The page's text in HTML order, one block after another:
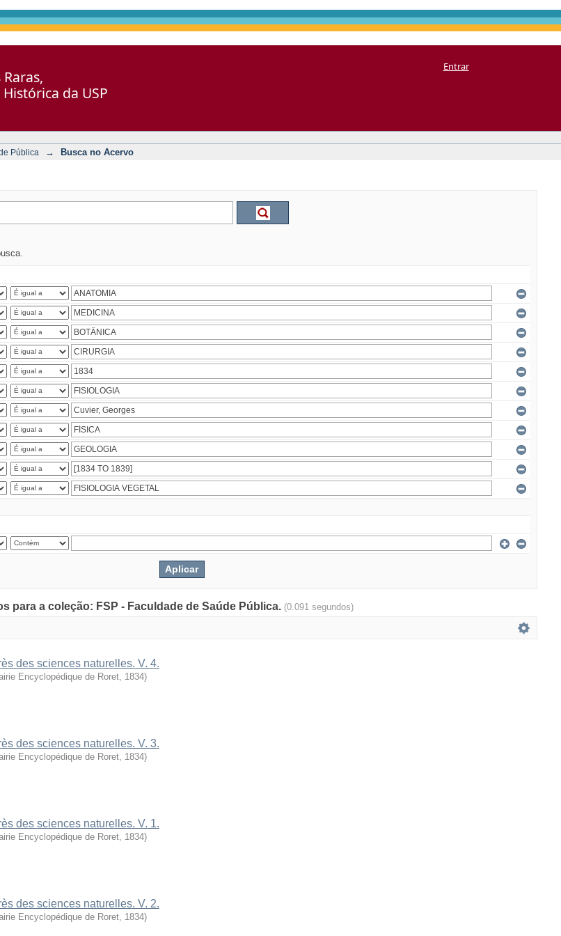
da USP
Entrar
Pública → Busca no Acervo
para a coleção: FSP - Faculdade de Saúde Pública. (0.091 segundos)
des sciences naturelles. V. 4.
Encyclopédique de Roret, 1834)
des sciences naturelles. V. 3.
Encyclopédique de Roret, 1834)
des sciences naturelles. V. 1.
Encyclopédique de Roret, 1834)
des sciences naturelles. V. 2.
Encyclopédique de Roret, 1834)